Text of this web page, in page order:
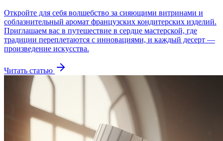
Откройте для себя волшебство за сияющими витринами и
соблазнительный аромат французских кондитерских изделий.
Приглашаем вас в путешествие в сердце мастерской, где
традиции переплетаются с инновациями, и каждый десерт —
произведение искусства.
Читать статью